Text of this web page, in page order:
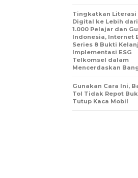
Tingkatkan Literasi
Digital ke Lebih dari
1.000 Pelajar dan
Indonesia, Internet
Series 8 Bukti
Implementasi ESG
Telkomsel dalam
Mencerdaskan
Gunakan Cara Ini,
Tol Tidak Repot
Tutup Kaca Mobil